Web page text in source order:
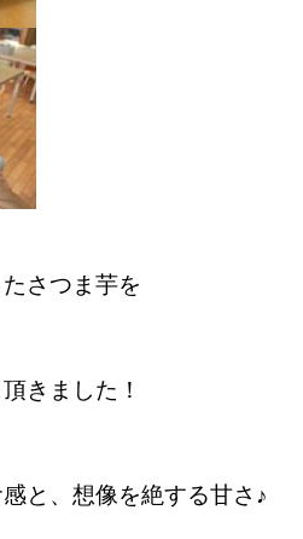
さつま芋を
きました！
と、想像を絶する甘さ♪